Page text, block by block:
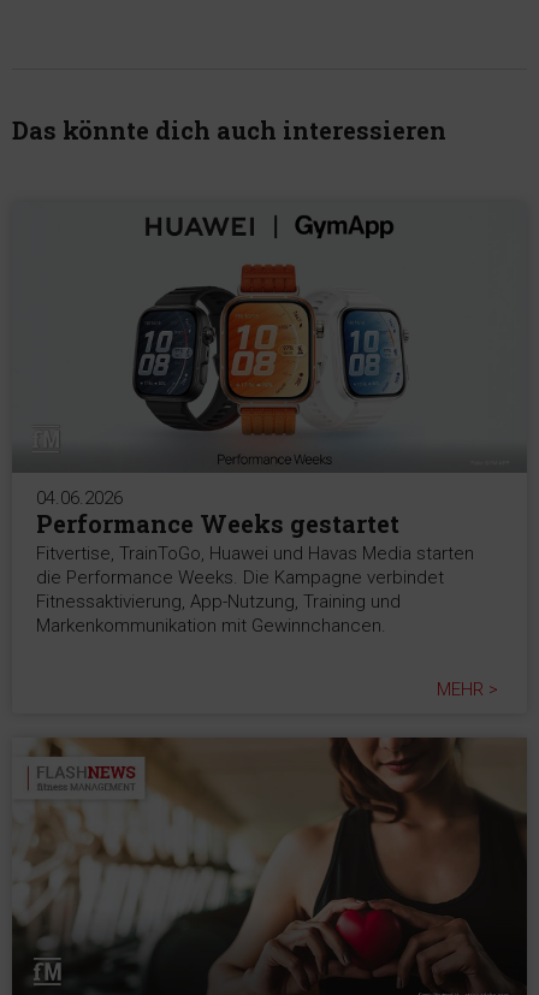
Das könnte dich auch interessieren
04.06.2026
Performance Weeks gestartet
Fitvertise, TrainToGo, Huawei und Havas Media starten
die Performance Weeks. Die Kampagne verbindet
Fitnessaktivierung, App-Nutzung, Training und
Markenkommunikation mit Gewinnchancen.
MEHR >